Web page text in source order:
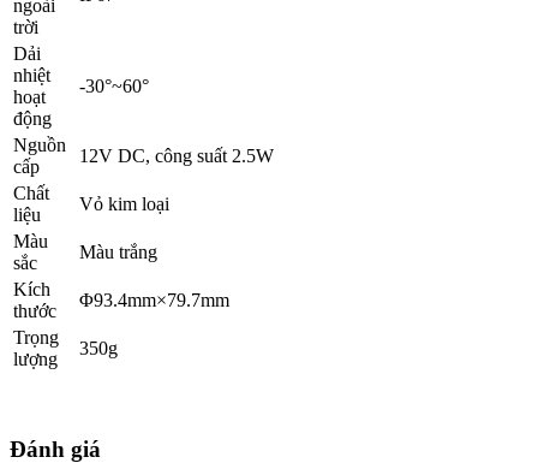
ngoài
trời
Dải
nhiệt
hoạt
động
-30°~60°
Nguồn
cấp
12V DC, công suất 2.5W
Chất
liệu
Vỏ kim loại
Màu
sắc
Màu trắng
Kích
thước
Φ93.4mm×79.7mm
Trọng
lượng
350g
Đánh giá